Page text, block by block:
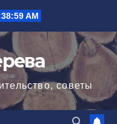
AM
советы